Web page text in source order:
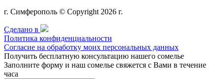
г. Симферополь © Copyright 2026 г.
Сделано в
Политика конфиденциальности
Согласие на обработку моих персональных данных
Получить бесплатную консультацию нашего сомелье
Заполните форму и наш сомелье свяжется с Вами в течение
часа